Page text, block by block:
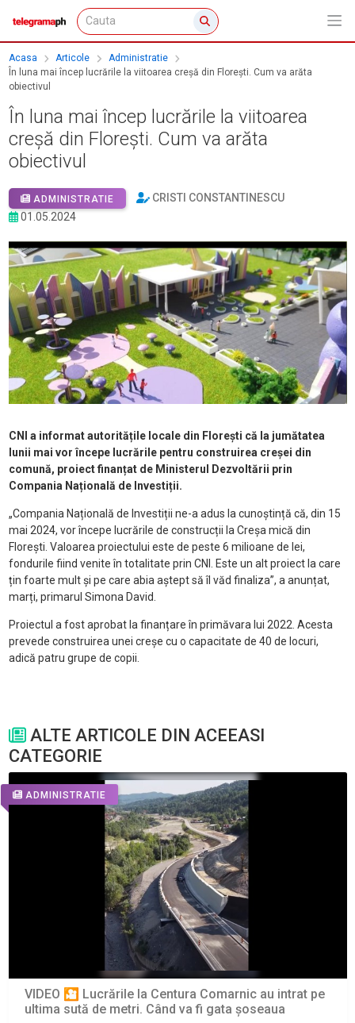
Acasa Articole
Administratie
În luna mai încep lucrările la viitoarea creșă din Florești. Cum va arăta
obiectivul
În luna mai încep lucrările la viitoarea
creșă din Florești. Cum va arăta
obiectivul
ADMINISTRATIE
CRISTI CONSTANTINESCU
01.05.2024
CNI a informat autoritățile locale din Florești că la jumătatea
lunii mai vor începe lucrările pentru construirea creșei din
comună, proiect finanțat de Ministerul Dezvoltării prin
Compania Națională de Investiții.
„Compania Națională de Investiții ne-a adus la cunoștință că, din 15
mai 2024, vor începe lucrările de construcții la Creșa mică din
Florești. Valoarea proiectului este de peste 6 milioane de lei,
fondurile fiind venite în totalitate prin CNI. Este un alt proiect la care
țin foarte mult și pe care abia aștept să îl văd finaliza”, a anunțat,
marți, primarul Simona David.
Proiectul a fost aprobat la finanțare în primăvara lui 2022. Acesta
prevede construirea unei creșe cu o capacitate de 40 de locuri,
adică patru grupe de copii.
ALTE ARTICOLE DIN ACEEASI
CATEGORIE
ADMINISTRATIE
VIDEO 🎦 Lucrările la Centura Comarnic au intrat pe
ultima sută de metri. Când va fi gata șoseaua